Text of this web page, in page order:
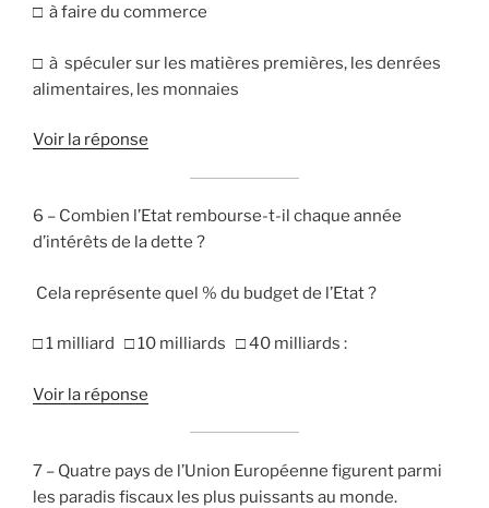
□ à faire du commerce
□ à spéculer sur les matières premières, les denrées
alimentaires, les monnaies
Voir la réponse
6 – Combien l’Etat rembourse-t-il chaque année
d’intérêts de la dette ?
Cela représente quel % du budget de l’Etat ?
□ 1 milliard □ 10 milliards □ 40 milliards :
Voir la réponse
7 – Quatre pays de l’Union Européenne figurent parmi
les paradis fiscaux les plus puissants au monde.